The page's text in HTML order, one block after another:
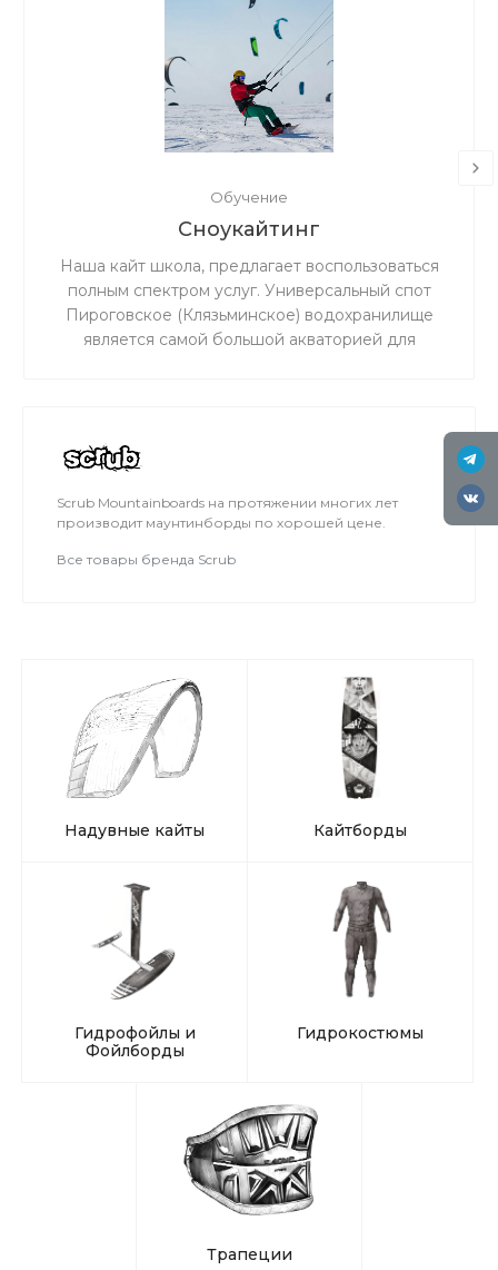
Обучение
Сноукайтинг
Наша кайт школа, предлагает воспользоваться
полным спектром услуг. Универсальный спот
Пироговское (Клязьминское) водохранилище
является самой большой акваторией для
Scrub Mountainboards на протяжении многих лет
производит маунтинборды по хорошей цене.
Все товары бренда Scrub
Надувные кайты Кайтборды
Гидрофойлы и
Фойлборды
Гидрокостюмы
Трапеции